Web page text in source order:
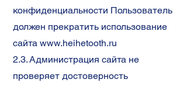
конфиденциальности Пользователь
должен прекратить использование
сайта www.heihetooth.ru
2.3. Администрация сайта не
проверяет достоверность